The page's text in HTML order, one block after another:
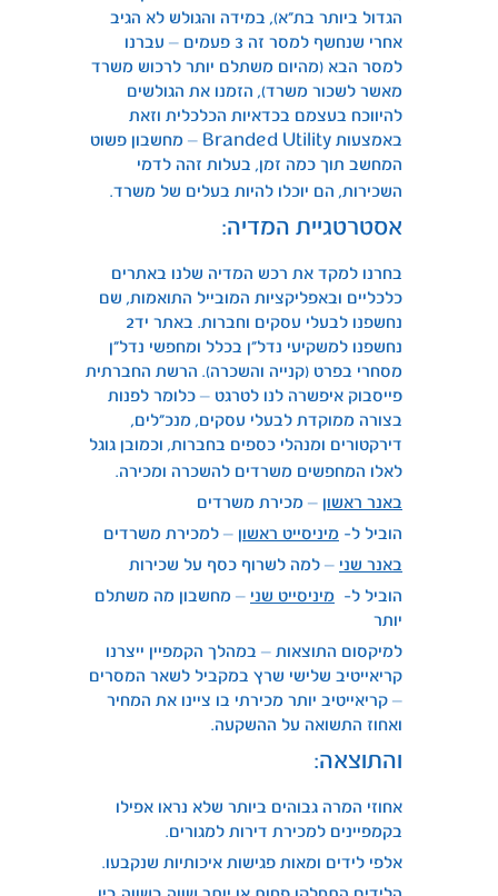
הגדול ביותר בת”א), במידה והגולש לא הגיב
אחרי שנחשף למסר זה 3 פעמים – עברנו
למסר הבא (מהיום משתלם יותר לרכוש משרד
מאשר לשכור משרד), הזמנו את הגולשים
להיווכח בעצמם בכדאיות הכלכלית וזאת
באמצעות Branded Utility – מחשבון פשוט
המחשב תוך כמה זמן, בעלות זהה לדמי
השכירות, הם יוכלו להיות בעלים של משרד.
אסטרטגיית המדיה:
בחרנו למקד את רכש המדיה שלנו באתרים
כלכליים ובאפליקציות המובייל התואמות, שם
נחשפנו לבעלי עסקים וחברות. באתר יד2
נחשפנו למשקיעי נדל”ן בכלל ומחפשי נדל”ן
מסחרי בפרט (קנייה והשכרה). הרשת החברתית
פייסבוק איפשרה לנו לטרגט – כלומר לפנות
בצורה ממוקדת לבעלי עסקים, מנכ”לים,
דירקטורים ומנהלי כספים בחברות, וכמובן גוגל
לאלו המחפשים משרדים להשכרה ומכירה.
באנר ראשון – מכירת משרדים
הוביל ל- מיניסייט ראשון – למכירת משרדים
באנר שני – למה לשרוף כסף על שכירות
הוביל ל- מיניסייט שני – מחשבון מה משתלם
יותר
למיקסום התוצאות – במהלך הקמפיין ייצרנו
קריאייטיב שלישי שרץ במקביל לשאר המסרים
– קריאייטיב יותר מכירתי בו ציינו את המחיר
ואחוז התשואה על ההשקעה.
והתוצאה:
אחוזי המרה גבוהים ביותר שלא נראו אפילו
בקמפיינים למכירת דירות למגורים.
אלפי לידים ומאות פגישות איכותיות שנקבעו.